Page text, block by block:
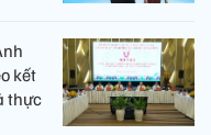
kết
thực